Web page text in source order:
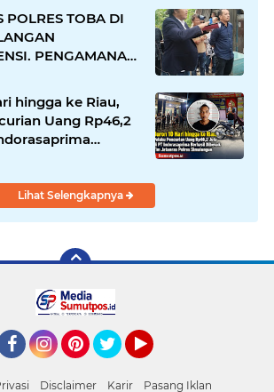
PENGAMANAN
TANAH DI
SOROTAN.
hingga ke Riau,
Uang Rp46,2
Tim Jatanras
Lihat Selengkapnya
Disclaimer Karir Pasang Iklan